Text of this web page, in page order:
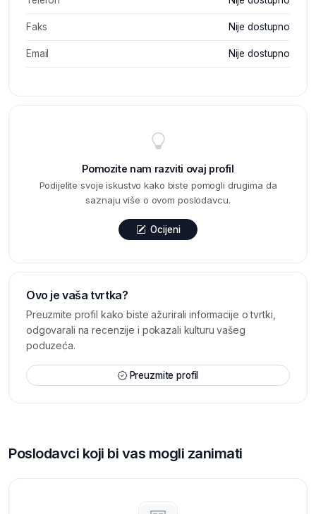
Faks Nije dostupno
Email Nije dostupno
Pomozite nam razviti ovaj profil
Podijelite svoje iskustvo kako biste pomogli drugima da
saznaju više o ovom poslodavcu.
Ocijeni
Ovo je vaša tvrtka?
Preuzmite profil kako biste ažurirali informacije o tvrtki,
odgovarali na recenzije i pokazali kulturu vašeg
poduzeća.
Preuzmite profil
Poslodavci koji bi vas mogli zanimati